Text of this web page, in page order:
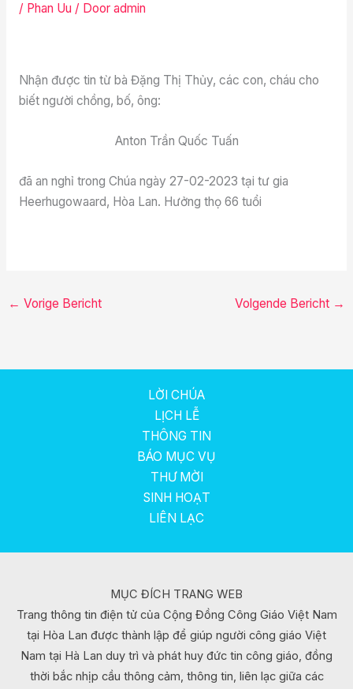
/ Phan Uu / Door admin
Nhận được tin từ bà Đặng Thị Thủy, các con, cháu cho
biết người chồng, bố, ông:
Anton Trần Quốc Tuấn
đã an nghỉ trong Chúa ngày 27-02-2023 tại tư gia
Heerhugowaard, Hòa Lan. Hưởng thọ 66 tuổi
← Vorige Bericht Volgende Bericht →
LỜI CHÚA
LỊCH LỄ
THÔNG TIN
BÁO MỤC VỤ
THƯ MỜI
SINH HOẠT
LIÊN LẠC
MỤC ĐÍCH TRANG WEB
Trang thông tin điện tử của Cộng Đồng Công Giáo Việt Nam
tại Hòa Lan được thành lập để giúp người công giáo Việt
Nam tại Hà Lan duy trì và phát huy đức tin công giáo, đồng
thời bắc nhịp cầu thông cảm, thông tin, liên lạc giữa các